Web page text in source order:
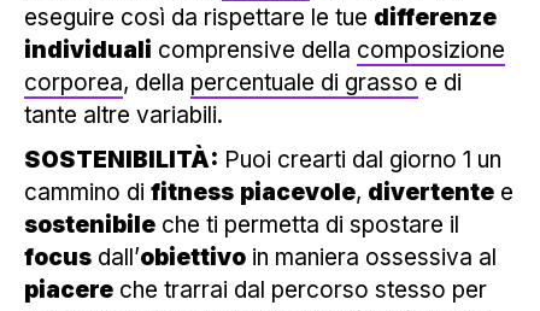
eseguire così da rispettare le tue differenze
individuali comprensive della composizione
corporea, della percentuale di grasso e di
tante altre variabili.
SOSTENIBILITÀ: Puoi crearti dal giorno 1 un
cammino di fitness piacevole, divertente e
sostenibile che ti permetta di spostare il
focus dall’obiettivo in maniera ossessiva al
piacere che trarrai dal percorso stesso per